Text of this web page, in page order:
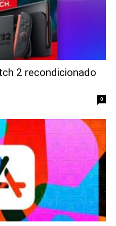
2 recondicionado
0